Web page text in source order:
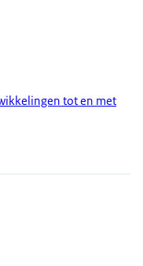
tot en met